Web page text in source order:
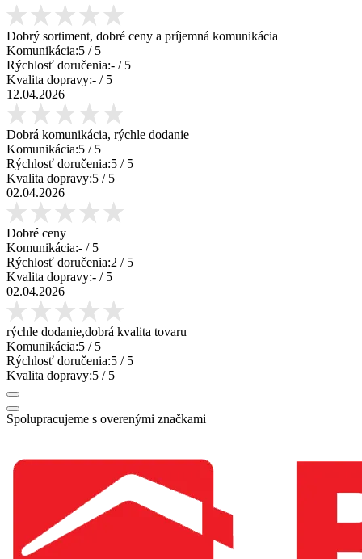
Dobrý sortiment, dobré ceny a príjemná komunikácia
Komunikácia:5 / 5
Rýchlosť doručenia:- / 5
Kvalita dopravy:- / 5
12.04.2026
Dobrá komunikácia, rýchle dodanie
Komunikácia:5 / 5
Rýchlosť doručenia:5 / 5
Kvalita dopravy:5 / 5
02.04.2026
Dobré ceny
Komunikácia:- / 5
Rýchlosť doručenia:2 / 5
Kvalita dopravy:- / 5
02.04.2026
rýchle dodanie,dobrá kvalita tovaru
Komunikácia:5 / 5
Rýchlosť doručenia:5 / 5
Kvalita dopravy:5 / 5
Spolupracujeme s overenými značkami